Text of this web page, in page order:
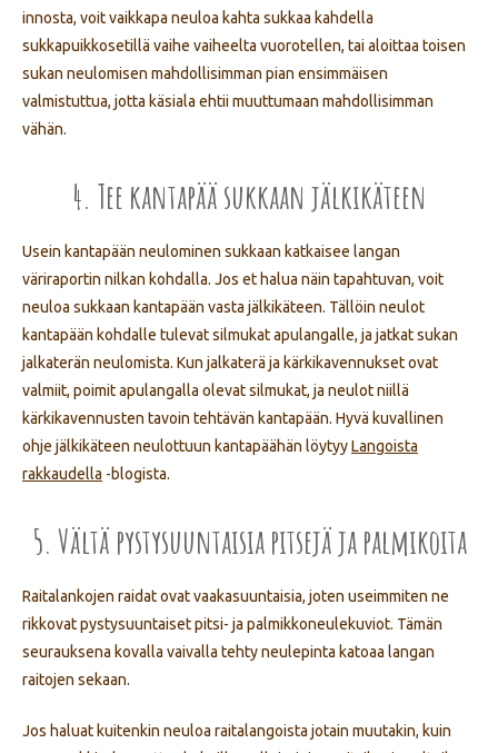
innosta, voit vaikkapa neuloa kahta sukkaa kahdella
sukkapuikkosetillä vaihe vaiheelta vuorotellen, tai aloittaa toisen
sukan neulomisen mahdollisimman pian ensimmäisen
valmistuttua, jotta käsiala ehtii muuttumaan mahdollisimman
vähän.
4. Tee kantapää sukkaan jälkikäteen
Usein kantapään neulominen sukkaan katkaisee langan
väriraportin nilkan kohdalla. Jos et halua näin tapahtuvan, voit
neuloa sukkaan kantapään vasta jälkikäteen. Tällöin neulot
kantapään kohdalle tulevat silmukat apulangalle, ja jatkat sukan
jalkaterän neulomista. Kun jalkaterä ja kärkikavennukset ovat
valmiit, poimit apulangalla olevat silmukat, ja neulot niillä
kärkikavennusten tavoin tehtävän kantapään. Hyvä kuvallinen
ohje jälkikäteen neulottuun kantapäähän löytyyLangoista
rakkaudella -blogista.
5. Vältä pystysuuntaisia pitsejä ja palmikoita
Raitalankojen raidat ovat vaakasuuntaisia, joten useimmiten ne
rikkovat pystysuuntaiset pitsi- ja palmikkoneulekuviot. Tämän
seurauksena kovalla vaivalla tehty neulepinta katoaa langan
raitojen sekaan.
Jos haluat kuitenkin neuloa raitalangoista jotain muutakin, kuin